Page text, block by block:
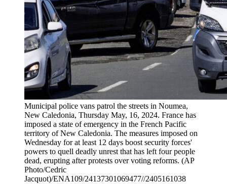
Municipal police vans patrol the streets in Noumea,
New Caledonia, Thursday May, 16, 2024. France has
imposed a state of emergency in the French Pacific
territory of New Caledonia. The measures imposed on
Wednesday for at least 12 days boost security forces'
powers to quell deadly unrest that has left four people
dead, erupting after protests over voting reforms. (AP
Photo/Cedric
Jacquot)/ENA109/24137301069477//2405161038